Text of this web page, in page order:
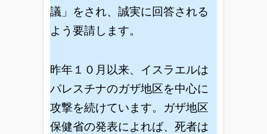
議」をされ、誠実に回答される
よう要請します。
昨年１０月以来、イスラエルは
パレスチナのガザ地区を中心に
攻撃を続けています。ガザ地区
保健省の発表によれば、死者は